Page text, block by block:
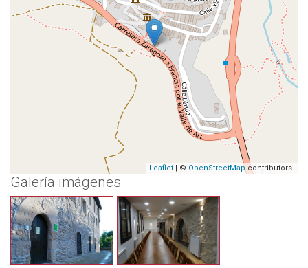
Leaflet | © OpenStreetMap contributors.
Galería imágenes